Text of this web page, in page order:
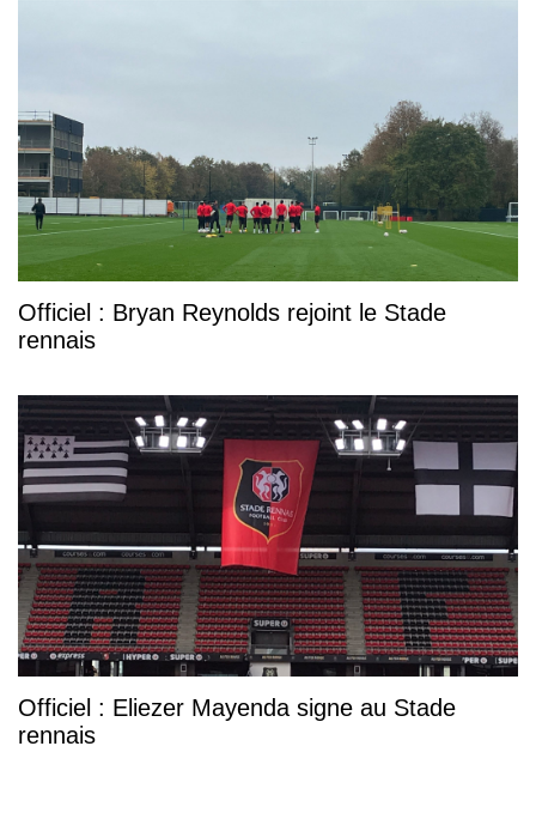
Officiel : Bryan Reynolds rejoint le Stade
rennais
Officiel : Eliezer Mayenda signe au Stade
rennais